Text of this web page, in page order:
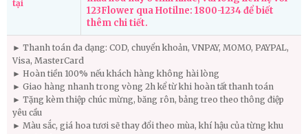
tại
123Flower qua Hotilne: 1800-1234 để biết
thêm chi tiết.
► Thanh toán đa dạng: COD, chuyển khoản, VNPAY, MOMO, PAYPAL,
Visa, MasterCard
► Hoàn tiền 100% nếu khách hàng không hài lòng
► Giao hàng nhanh trong vòng 2h kể từ khi hoàn tất thanh toán
► Tặng kèm thiệp chúc mừng, băng rôn, bảng treo theo thông điệp
yêu cầu
► Màu sắc, giá hoa tươi sẽ thay đổi theo mùa, khí hậu của từng khu